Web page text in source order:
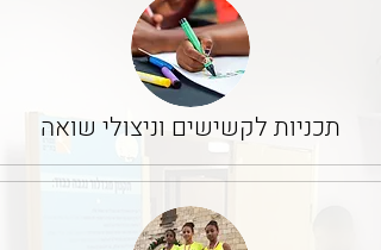
תכניות לקשישים וניצולי שואה